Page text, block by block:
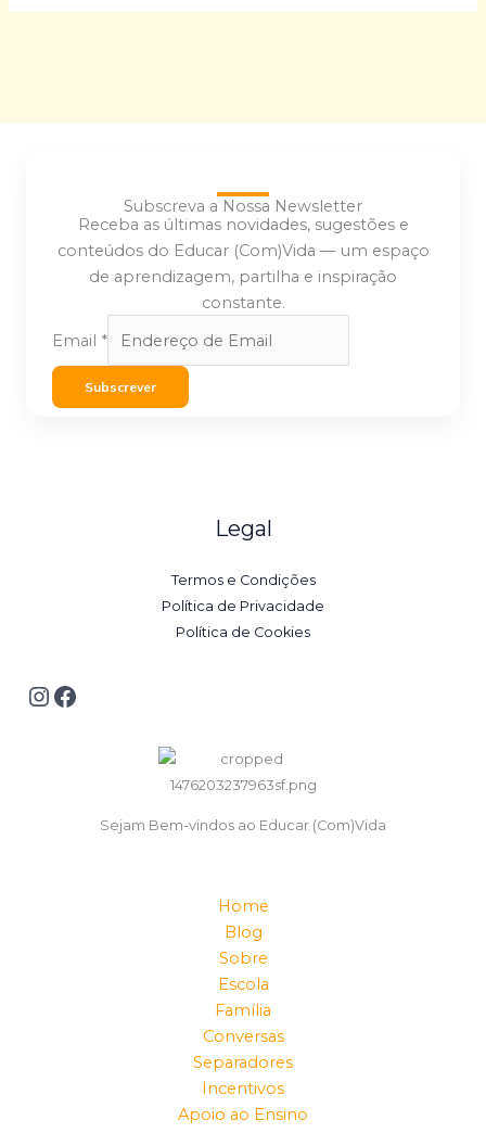
Subscreva a Nossa Newsletter
Receba as últimas novidades, sugestões e
conteúdos do Educar (Com)Vida — um espaço
de aprendizagem, partilha e inspiração
constante.
Email *
Subscrever
Legal
Termos e Condições
Política de Privacidade
Política de Cookies
Sejam Bem-vindos ao Educar (Com)Vida
Home
Blog
Sobre
Escola
Família
Conversas
Separadores
Incentivos
Apoio ao Ensino